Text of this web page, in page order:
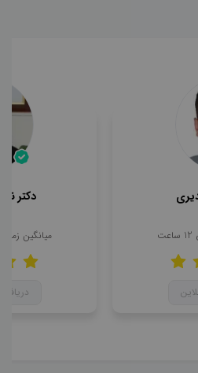
12 ساعت
دکتر
میانگین